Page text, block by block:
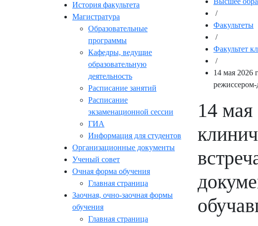
История факультета
Магистратура
Образовательные
программы
Кафедры, ведущие
образовательную
деятельность
Расписание занятий
Расписание
экзаменационной сессии
ГИА
Информация для студентов
Организационные документы
Ученый совет
Очная форма обучения
Главная страница
Заочная, очно-заочная формы
обучения
Главная страница
/
Факультеты
/
Факультет
/
14 мая 2026
14 мая